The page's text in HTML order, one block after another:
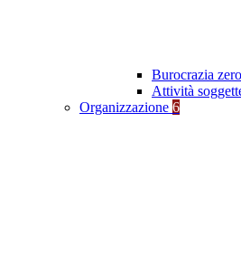
Burocrazia zero
Attività
Organizzazione 6